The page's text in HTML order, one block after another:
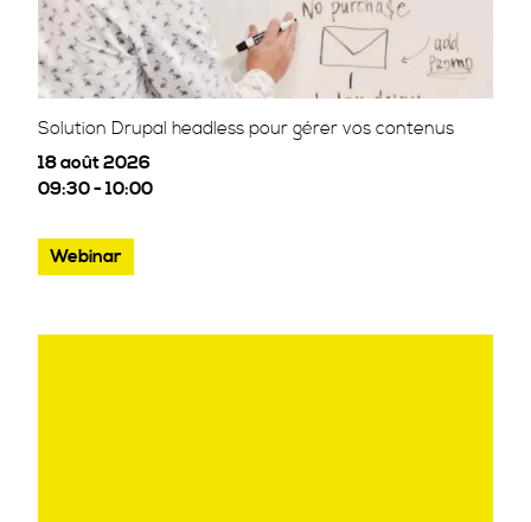
Solution Drupal headless pour gérer vos contenus
18 août 2026
09:30 - 10:00
Webinar